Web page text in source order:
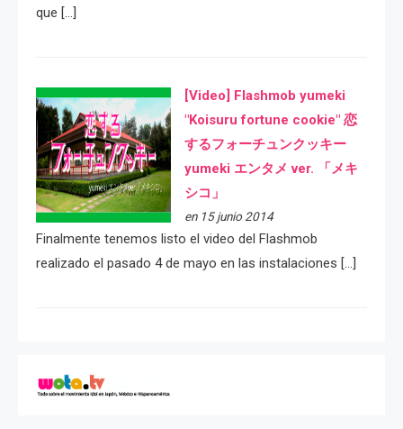
que […]
[Video] Flashmob yumeki
"Koisuru fortune cookie" 恋
するフォーチュンクッキー
yumeki エンタメ ver. 「メキ
シコ」
en 15 junio 2014
Finalmente tenemos listo el video del Flashmob
realizado el pasado 4 de mayo en las instalaciones […]